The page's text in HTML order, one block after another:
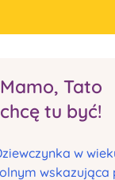
Mamo, Tato
chcę tu być!